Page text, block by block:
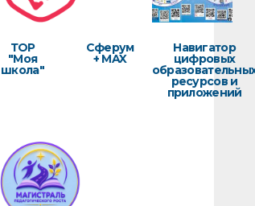
ТОР
"Моя
школа"
Сферум
+ MAX
Навигатор
цифровых
ресурсов и
приложений